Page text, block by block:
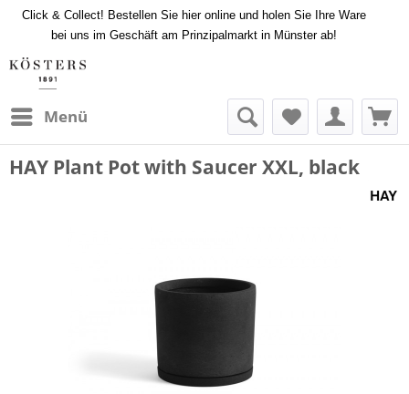
Click & Collect! Bestellen Sie hier online und holen Sie Ihre Ware
bei uns im Geschäft am Prinzipalmarkt in Münster ab!
Menü
HAY Plant Pot with Saucer XXL, black